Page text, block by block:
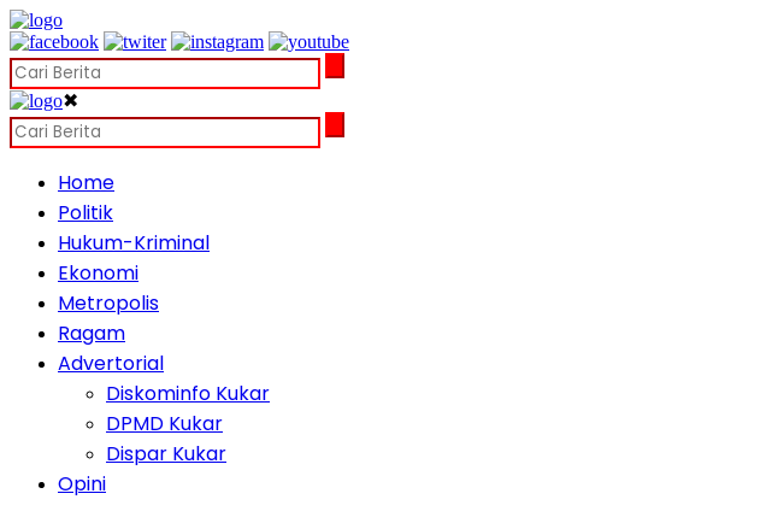
✖
Home
Politik
Hukum-Kriminal
Ekonomi
Metropolis
Ragam
Advertorial
Diskominfo Kukar
DPMD Kukar
Dispar Kukar
Opini